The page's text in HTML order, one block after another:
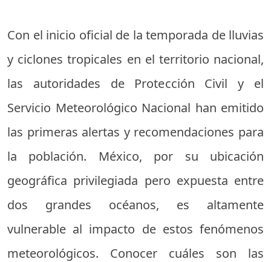
Con el inicio oficial de la temporada de lluvias
y ciclones tropicales en el territorio nacional,
las autoridades de Protección Civil y el
Servicio Meteorológico Nacional han emitido
las primeras alertas y recomendaciones para
la población. México, por su ubicación
geográfica privilegiada pero expuesta entre
dos grandes océanos, es altamente
vulnerable al impacto de estos fenómenos
meteorológicos. Conocer cuáles son las